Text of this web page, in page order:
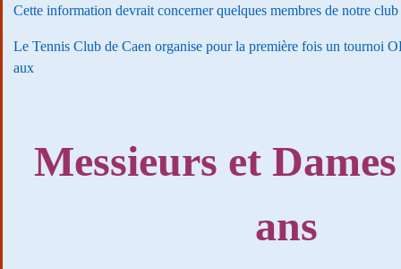
Cette information devrait concerner quelques membres de notre
Le Tennis Club de Caen organise pour la première fois un tournoi
aux
Messieurs et
ans